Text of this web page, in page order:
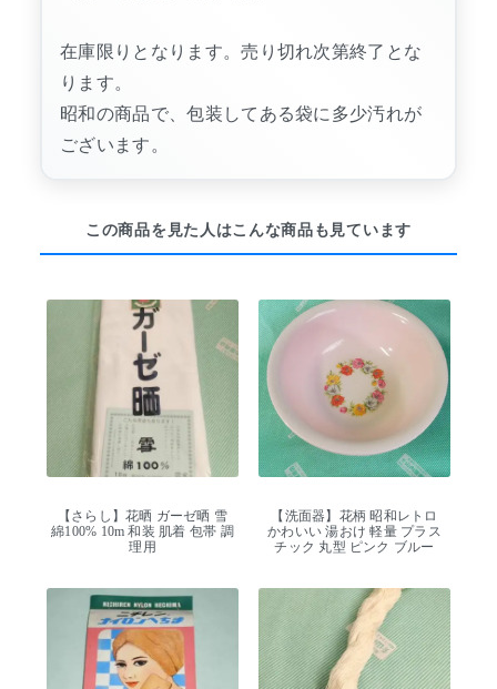
在庫限りとなります。売り切れ次第終了とな
ります。
昭和の商品で、包装してある袋に多少汚れが
ございます。
この商品を見た人はこんな商品も見ています
【さらし】花晒 ガーゼ晒 雪
綿100% 10m 和装 肌着 包帯 調
理用
【洗面器】花柄 昭和レトロ
かわいい 湯おけ 軽量 プラス
チック 丸型 ピンク ブルー